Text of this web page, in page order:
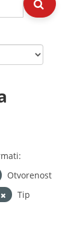
Otvorenost
Tip